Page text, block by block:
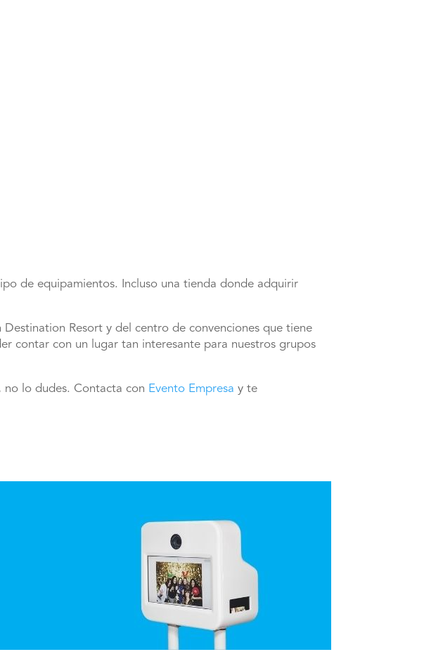
de equipamientos. Incluso una tienda donde adquirir
Resort y del centro de convenciones que tiene
contar con un lugar tan interesante para nuestros grupos
no lo dudes. Contacta con Evento Empresa y te